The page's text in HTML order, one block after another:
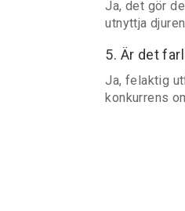
Ja, det gör
utnyttja
5. Är det
Ja, felaktig
konkurrens